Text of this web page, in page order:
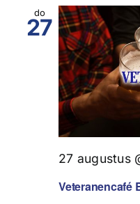
do
27
Veteranencafé
27 augustus